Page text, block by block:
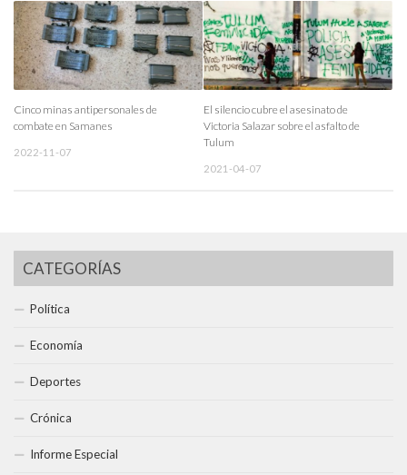
Cinco minas antipersonales de
combate en Samanes
2022-11-07
El silencio cubre el asesinato de
Victoria Salazar sobre el asfalto de
Tulum
2021-04-07
CATEGORÍAS
Política
Economía
Deportes
Crónica
Informe Especial